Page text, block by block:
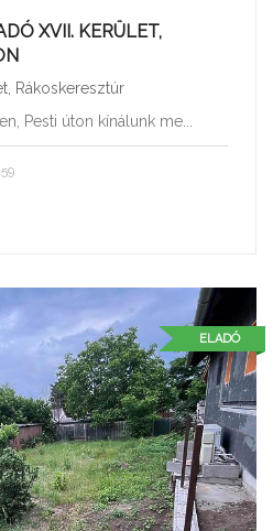
XVII. KERÜLET,
Rákoskeresztúr
Pesti úton kínálunk me...
ELADÓ